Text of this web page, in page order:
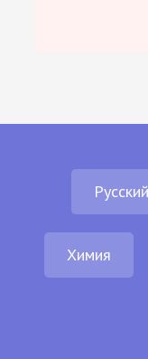
Химия